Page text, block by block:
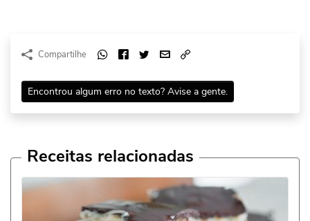
Compartilhe
Encontrou algum erro no texto? Avise a gente.
Receitas relacionadas